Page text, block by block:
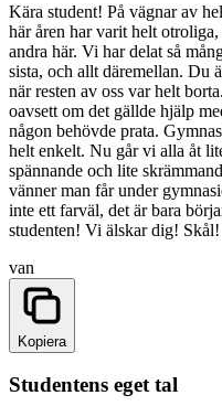
Kära student! På vägnar av
här åren har varit helt
andra här. Vi har delat så
sista, och allt däremellan. Du
när resten av oss var helt
oavsett om det gällde hjälp
någon behövde prata.
helt enkelt. Nu går vi alla åt
spännande och lite
vänner man får under
inte ett farväl, det är bara
studenten! Vi älskar dig! Skål!
van
Kopiera
Studentens eget tal